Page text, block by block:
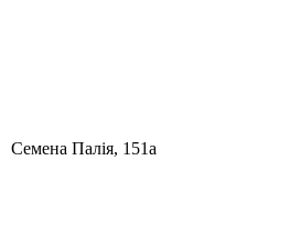
Семена Палія, 151а